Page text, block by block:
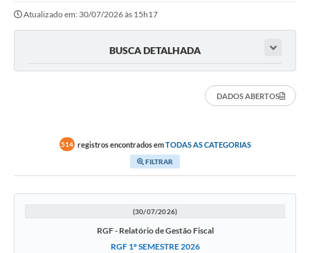
Atualizado em: 30/07/2026 às 15h17
BUSCA DETALHADA
DADOS ABERTOS
514 registros encontrados emTODAS AS CATEGORIAS
FILTRAR
(30/07/2026)
RGF - Relatório de Gestão Fiscal
RGF 1º SEMESTRE 2026